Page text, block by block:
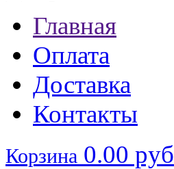
Главная
Оплата
Доставка
Контакты
Корзина 0.00 руб